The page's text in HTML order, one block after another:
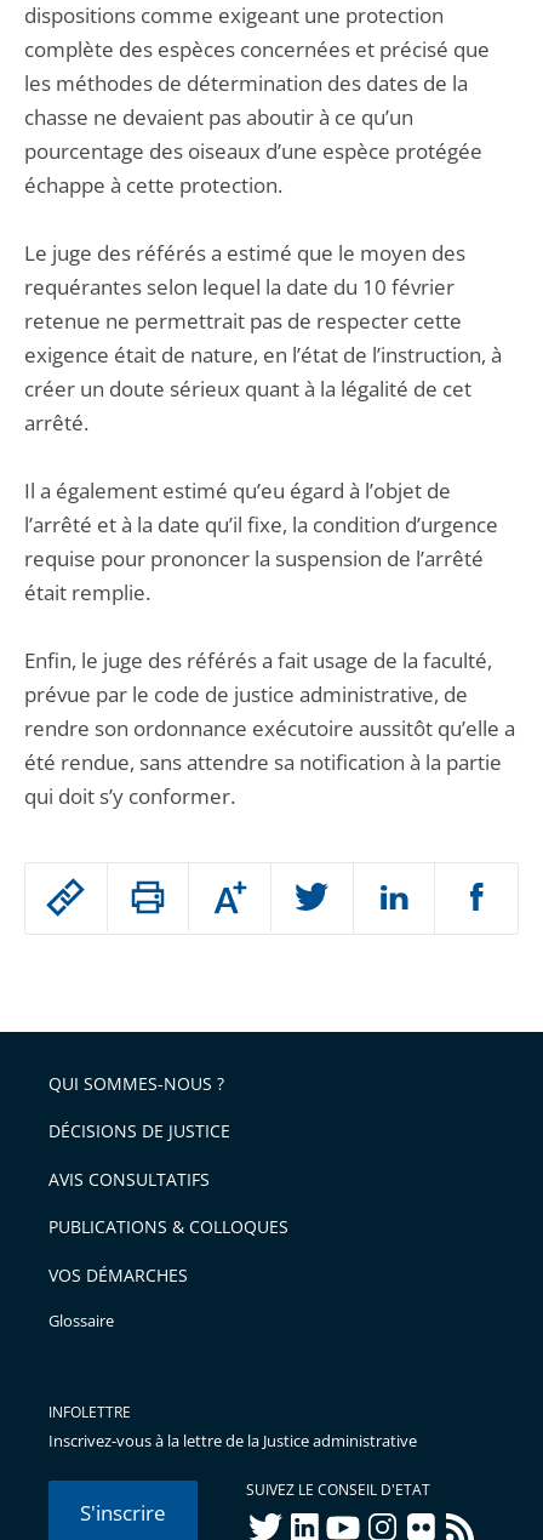
Passer
arriver
après
Augmenter
ou
l'article
pour
avant
dispositions comme exigeant une protection
complète des espèces concernées et précisé que
les méthodes de détermination des dates de la
chasse ne devaient pas aboutir à ce qu’un
pourcentage des oiseaux d’une espèce protégée
échappe à cette protection.
Le juge des référés a estimé que le moyen des
requérantes selon lequel la date du 10 février
retenue ne permettrait pas de respecter cette
exigence était de nature, en l’état de l’instruction, à
créer un doute sérieux quant à la légalité de cet
arrêté.
Il a également estimé qu’eu égard à l’objet de
l’arrêté et à la date qu’il fixe, la condition d’urgence
requise pour prononcer la suspension de l’arrêté
était remplie.
Enfin, le juge des référés a fait usage de la faculté,
prévue par le code de justice administrative, de
rendre son ordonnance exécutoire aussitôt qu’elle a
été rendue, sans attendre sa notification à la partie
qui doit s’y conformer.
QUI SOMMES-NOUS ?
DÉCISIONS DE JUSTICE
AVIS CONSULTATIFS
PUBLICATIONS & COLLOQUES
VOS DÉMARCHES
Glossaire
INFOLETTRE
Inscrivez-vous à la lettre de la Justice administrative
S'inscrire
SUIVEZ LE CONSEIL D'ETAT
twitterlinkedInyoutubeinstagram
flickr rss